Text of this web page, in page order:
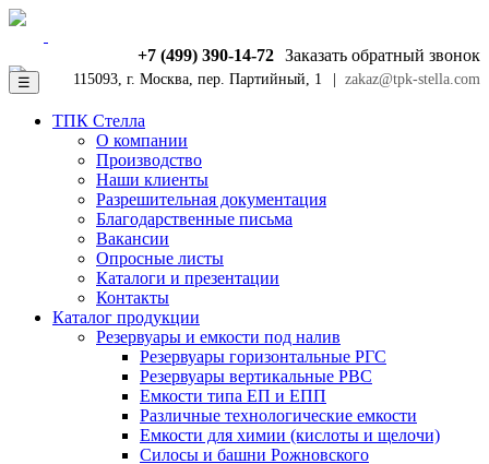
Заказать обратный звонок
+7 (499) 390-14-72
zakaz@tpk-stella.com
115093, г. Москва, пер. Партийный, 1
☰
ТПК Стелла
О компании
Производство
Наши клиенты
Разрешительная документация
Благодарственные письма
Вакансии
Опросные листы
Каталоги и презентации
Контакты
Каталог продукции
Резервуары и емкости под налив
Резервуары горизонтальные РГС
Резервуары вертикальные РВС
Емкости типа ЕП и ЕПП
Различные технологические емкости
Емкости для химии (кислоты и щелочи)
Силосы и башни Рожновского